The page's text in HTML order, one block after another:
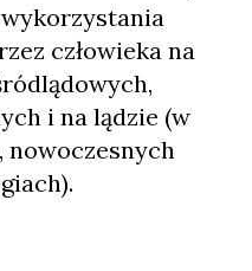
człowieka na
i na lądzie (w
nowoczesnych